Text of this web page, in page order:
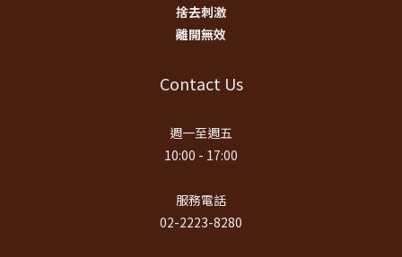
捨去刺激
離開無效
Contact Us
週一至週五
10:00 - 17:00
服務電話
02-2223-8280